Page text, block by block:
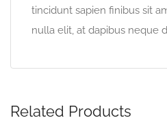
tincidunt sapien finibus sit
nulla elit, at dapibus neque
Related Products